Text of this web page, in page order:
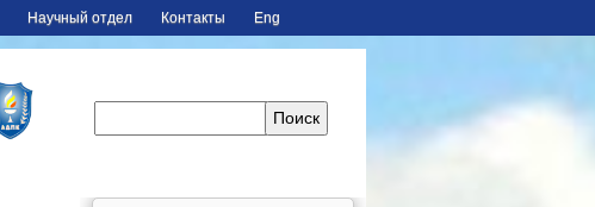
Научный отдел Контакты Eng